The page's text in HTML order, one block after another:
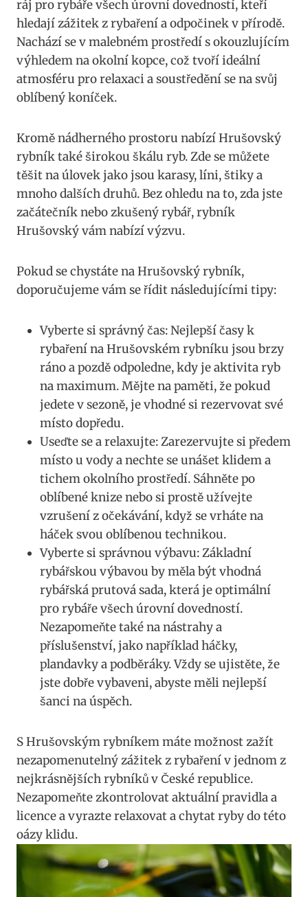
ráj pro rybáře všech úrovní dovedností, kteří
hledají zážitek z rybaření a odpočinek v přírodě.
Nachází se v malebném prostředí s okouzlujícím
výhledem na okolní kopce, což tvoří ideální
atmosféru pro relaxaci a soustředění se na svůj
oblíbený koníček.
Kromě nádherného prostoru nabízí Hrušovský
rybník také širokou škálu ryb. Zde se můžete
těšit na úlovek jako jsou karasy, líni, štiky a
mnoho dalších druhů. Bez ohledu na to, zda jste
začátečník nebo zkušený rybář, rybník
Hrušovský vám nabízí výzvu.
Pokud se chystáte na Hrušovský rybník,
doporučujeme vám se řídit následujícími tipy:
Vyberte si správný čas: Nejlepší časy k
rybaření na Hrušovském rybníku jsou brzy
ráno a pozdě odpoledne, kdy je aktivita ryb
na maximum. Mějte na paměti, že pokud
jedete v sezoně, je vhodné si rezervovat své
místo dopředu.
Useďte se a relaxujte: Zarezervujte si předem
místo u vody a nechte se unášet klidem a
tichem okolního prostředí. Sáhněte po
oblíbené knize nebo si prostě užívejte
vzrušení z očekávání, když se vrháte na
háček svou oblíbenou technikou.
Vyberte si správnou výbavu: Základní
rybářskou výbavou by měla být vhodná
rybářská prutová sada, která je optimální
pro rybáře všech úrovní dovedností.
Nezapomeňte také na nástrahy a
příslušenství, jako například háčky,
plandavky a podběráky. Vždy se ujistěte, že
jste dobře vybaveni, abyste měli nejlepší
šanci na úspěch.
S Hrušovským rybníkem máte možnost zažít
nezapomenutelný zážitek z rybaření v jednom z
nejkrásnějších rybníků v České republice.
Nezapomeňte zkontrolovat aktuální pravidla a
licence a vyrazte relaxovat a chytat ryby do této
oázy klidu.